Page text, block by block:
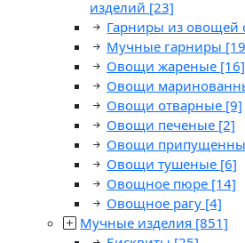
изделий [23]
Гарниры из овощей
Мучные гарниры
Овощи жареные [16]
Овощи
Овощи отварные [9]
Овощи печеные [2]
Овощи
Овощи тушеные [6]
Овощное пюре [14]
Овощное рагу [4]
Мучные изделия [851]